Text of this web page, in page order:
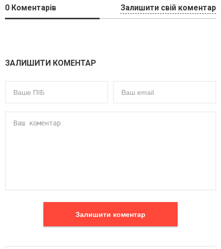
0 Коментарів Залишити свій коментар
ЗАЛИШИТИ КОМЕНТАР
Залишити коментар